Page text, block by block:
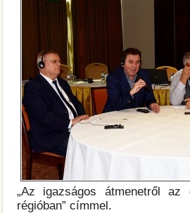
„Az igazságos átmenetről az
régióban” címmel.